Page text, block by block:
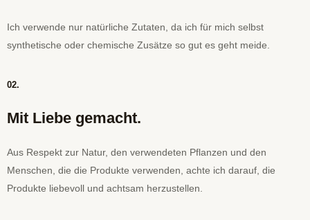
Ich verwende nur natürliche Zutaten, da ich für mich selbst
synthetische oder chemische Zusätze so gut es geht meide.
02.
Mit Liebe gemacht.
Aus Respekt zur Natur, den verwendeten Pflanzen und den
Menschen, die die Produkte verwenden, achte ich darauf, die
Produkte liebevoll und achtsam herzustellen.